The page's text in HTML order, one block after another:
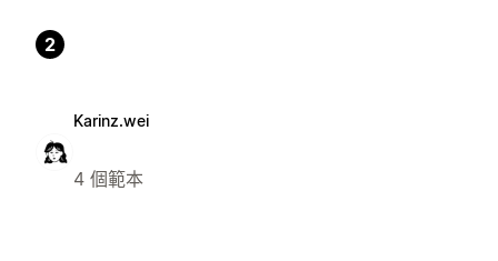
2
Karinz.wei
4 個範本